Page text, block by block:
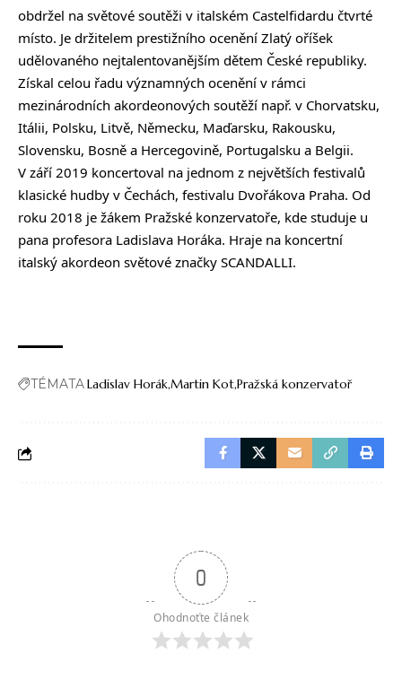
obdržel na světové soutěži v italském Castelfidardu čtvrté
místo. Je držitelem prestižního ocenění Zlatý oříšek
udělovaného nejtalentovanějším dětem České republiky.
Získal celou řadu významných ocenění v rámci
mezinárodních akordeonových soutěží např. v Chorvatsku,
Itálii, Polsku, Litvě, Německu, Maďarsku, Rakousku,
Slovensku, Bosně a Hercegovině, Portugalsku a Belgii.
V září 2019 koncertoval na jednom z největších festivalů
klasické hudby v Čechách, festivalu Dvořákova Praha. Od
roku 2018 je žákem Pražské konzervatoře, kde studuje u
pana profesora Ladislava Horáka. Hraje na koncertní
italský akordeon světové značky SCANDALLI.
TÉMATALadislav HorákMartin KotPražská konzervatoř
0
Ohodnoťte článek